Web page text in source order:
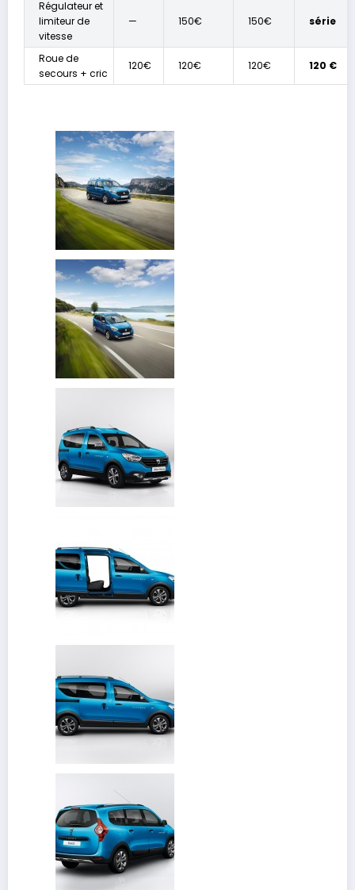
Régulateur et
limiteur de
vitesse
— 150€ 150€ série
Roue de
secours + cric
120€ 120€ 120€ 120 €